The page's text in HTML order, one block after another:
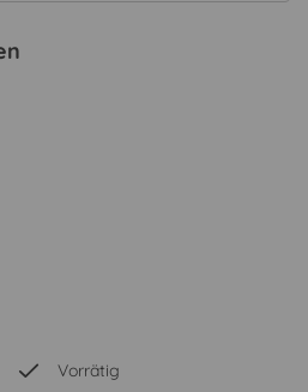
Vorrätig